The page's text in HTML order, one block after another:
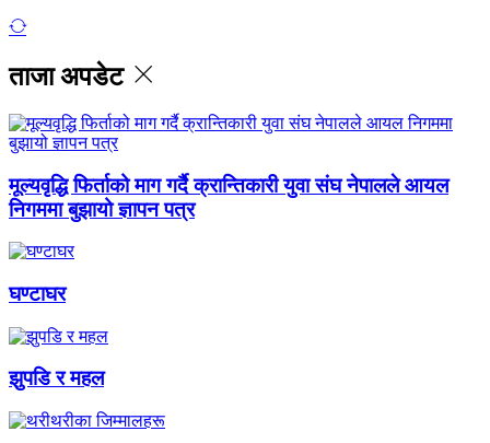
ताजा अपडेट
मूल्यवृद्धि फिर्ताको माग गर्दै क्रान्तिकारी युवा संघ नेपालले आयल
निगममा बुझायो ज्ञापन पत्र
घण्टाघर
झुपडि र महल